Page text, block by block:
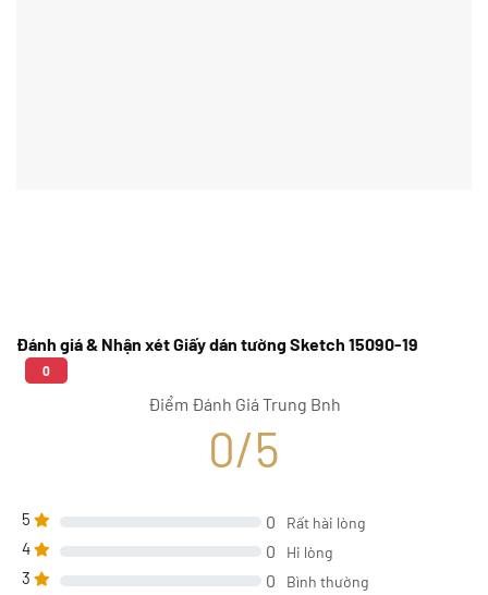
Đánh giá & Nhận xét Giấy dán tường Sketch 15090-19
0
Điểm Đánh Giá Trung Bnh
0/5
5 0 Rất hài lòng
4 0 Hi lòng
3 0 Bình thường